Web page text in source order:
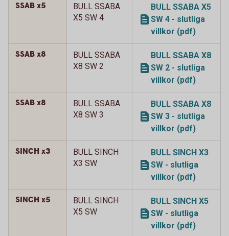
SSAB x5
BULL SSABA
X5 SW 4
BULL SSABA X5
SW 4 - slutliga
villkor (pdf)
SSAB x8
BULL SSABA
X8 SW 2
BULL SSABA X8
SW 2 - slutliga
villkor (pdf)
SSAB x8
BULL SSABA
X8 SW 3
BULL SSABA X8
SW 3 - slutliga
villkor (pdf)
SINCH x3
BULL SINCH
X3 SW
BULL SINCH X3
SW - slutliga
villkor (pdf)
SINCH x5
BULL SINCH
X5 SW
BULL SINCH X5
SW - slutliga
villkor (pdf)